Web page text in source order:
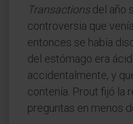
Transactionsdel año
controversia que
entonces se había
del estómago era
accidentalmente, y
contenía. Prout fijó la
preguntas en menos